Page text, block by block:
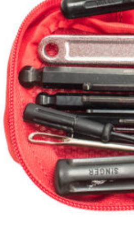
sua imagem baseada na proteção e no
Dessa forma, apresentamos
e Segurança para que, ao realizar sua
a certeza de que o sigilo e a
respeitados dentro dos mais rigorosos
Isso significa que qualquer dado
da compra ou no cadastramento para
será guardado em nossos arquivos, não
nenhuma outra utilização que não seja
Confira abaixo quais os itens que
e Segurança e envie um e-mail
caso ainda reste algum dúvida sobre
deseje reportar alguma falha nossa
site pela primeira vez, será necessário o